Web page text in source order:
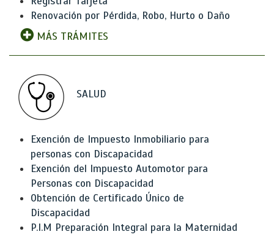
Renovación por Pérdida, Robo, Hurto o Daño
MÁS TRÁMITES
SALUD
Exención de Impuesto Inmobiliario para
personas con Discapacidad
Exención del Impuesto Automotor para
Personas con Discapacidad
Obtención de Certificado Único de
Discapacidad
P.I.M Preparación Integral para la Maternidad